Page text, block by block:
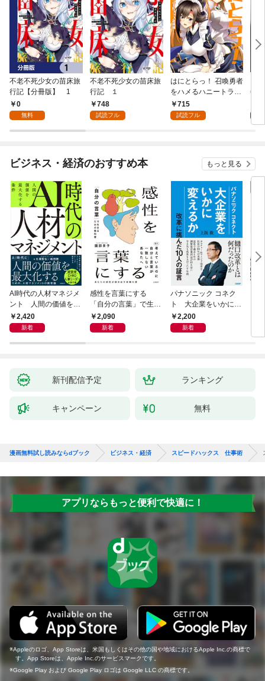
不老不死少女の苗床旅
行記【分冊版】 1
0
無料
不老不死少女の苗床旅
行記 １
748
試読フル
はにとらっ！ 召喚勇者
をハメるハニートラッ
プ包囲網 1
715
試読フル
年9
ビジネス・経済のおすすめ本 もっと見る
AI時代の人材マネジメ
ント 人間の価値を最
大化する条件
2,420
新着
感性を言葉にする
「自分の言葉」で生き
るための教科書
2,090
新着
パナソニック コネク
ト 大企業をいかに変
えるか
2,200
新着
新刊配信予定 ランキング
キャンペーン 無料
漫画無料試し読みならdブック ビジネス・経済 スピードハックス 仕事術
アプリならもっと便利で快適に！
Appleのロゴ、App Storeは、米国もしくはその他の国や地域におけるApple Inc.の商標で
す。App Storeは、Apple Inc.のサービスマークです。
Google Play および Google Play ロゴは Google LLC の商標です。